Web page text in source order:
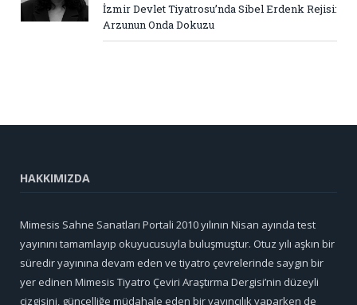
İzmir Devlet Tiyatrosu’nda Sibel Erdenk Rejisi:
Arzunun Onda Dokuzu
HAKKIMIZDA
Mimesis Sahne Sanatları Portali 2010 yılının Nisan ayında test
yayınını tamamlayıp okuyucusuyla buluşmuştur. Otuz yılı aşkın bir
süredir yayınına devam eden ve tiyatro çevrelerinde saygın bir
yer edinen Mimesis Tiyatro Çeviri Araştırma Dergisi’nin düzeyli
çizgisini, güncelliğe müdahale eden bir yayıncılık yaparken de